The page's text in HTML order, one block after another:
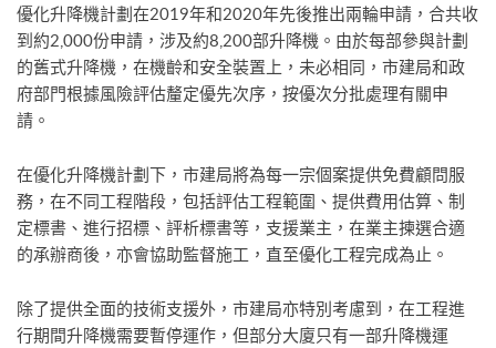
優化升降機計劃在2019年和2020年先後推出兩輪申請，合共收
到約2,000份申請，涉及約8,200部升降機。由於每部參與計劃
的舊式升降機，在機齡和安全裝置上，未必相同，市建局和政
府部門根據風險評估釐定優先次序，按優次分批處理有關申
請。
在優化升降機計劃下，市建局將為每一宗個案提供免費顧問服
務，在不同工程階段，包括評估工程範圍、提供費用估算、制
定標書、進行招標、評析標書等，支援業主，在業主揀選合適
的承辦商後，亦會協助監督施工，直至優化工程完成為止。
除了提供全面的技術支援外，市建局亦特別考慮到，在工程進
行期間升降機需要暫停運作，但部分大廈只有一部升降機運